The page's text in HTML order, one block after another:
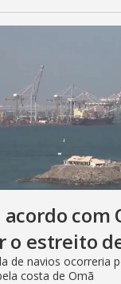
com
o estreito
de navios ocorreria
costa de Omã